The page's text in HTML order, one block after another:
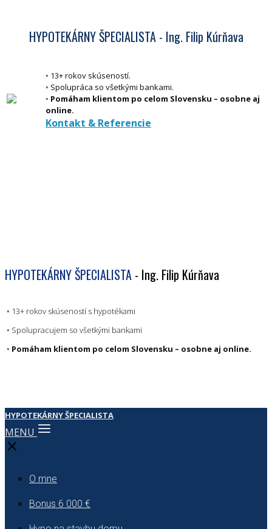
HYPOTEKÁRNY ŠPECIALISTA - Ing. Filip Kúrňava
◦ 13+ rokov skúseností.
◦ Spolupráca so všetkými bankami.
◦ Pomáham klientom po celom Slovensku – osobne aj
online.
Kontakt & Referencie
HYPOTEKÁRNY ŠPECIALISTA - Ing. Filip Kúrňava
◦ 13+ rokov skúseností s hypotékami
◦ Spolupracujem so všetkými bankami
◦ Pomáham klientom po celom Slovensku – osobne aj online.
HYPOTEKÁRNY ŠPECIALISTA
MENU
O mne
Bonus 6 000 €